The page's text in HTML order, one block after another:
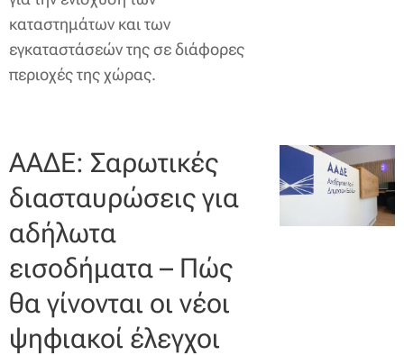
καταστημάτων και των
εγκαταστάσεών της σε διάφορες
περιοχές της χώρας.
ΑΑΔΕ: Σαρωτικές
διασταυρώσεις για
αδήλωτα
εισοδήματα – Πώς
θα γίνονται οι νέοι
ψηφιακοί έλεγχοι